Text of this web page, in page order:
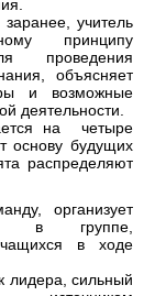
заранее, учитель
принципу
проведения
объясняет
и возможные
деятельности.
на четыре
основу будущих
распределяют
организует
в группе,
в ходе
сильный